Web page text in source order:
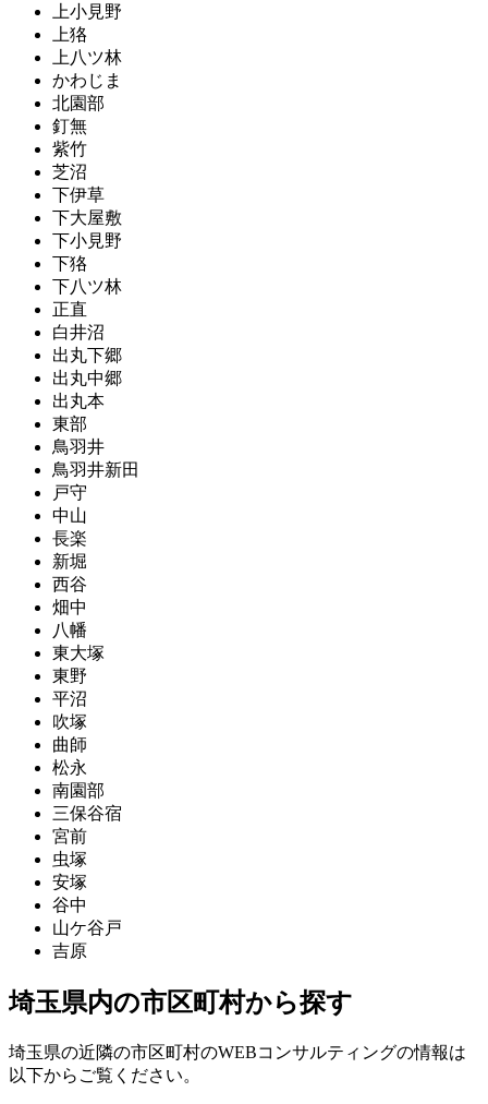
上小見野
上狢
上八ツ林
かわじま
北園部
釘無
紫竹
芝沼
下伊草
下大屋敷
下小見野
下狢
下八ツ林
正直
白井沼
出丸下郷
出丸中郷
出丸本
東部
鳥羽井
鳥羽井新田
戸守
中山
長楽
新堀
西谷
畑中
八幡
東大塚
東野
平沼
吹塚
曲師
松永
南園部
三保谷宿
宮前
虫塚
安塚
谷中
山ケ谷戸
吉原
埼玉県内の市区町村から探す
埼玉県の近隣の市区町村のWEBコンサルティングの情報は
以下からご覧ください。